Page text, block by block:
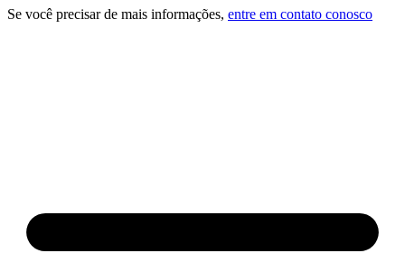
Se você precisar de mais informações, entre em contato conosco